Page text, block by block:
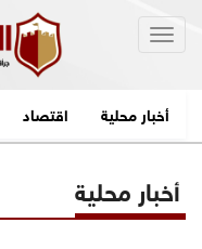
أخبار محلية اقتصاد
أخبار محلية